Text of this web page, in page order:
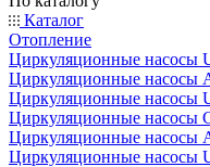
Каталог
Отопление
Циркуляционные насосы
Циркуляционные насосы
Циркуляционные насосы
Циркуляционные насосы
Циркуляционные насосы
Циркуляционные насосы